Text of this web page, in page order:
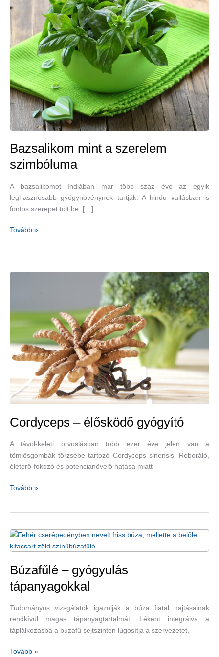
Bazsalikom mint a szerelem
szimbóluma
A bazsalikomot Indiában már több száz éve az egyik
leghasznosabb gyógynövénynek tartják. A hindu vallásban is
fontos szerepet tölt be. […]
Bazsalikom
szimbóluma
Tovább »
Cordyceps – élősködő gyógyító
A távol-keleti orvoslásban több ezer éve jelen van a
tömlősgombák törzsébe tartozó Cordyceps sinensis. Roboráló,
életerő-fokozó és potencianövelő hatása miatt
Cordyceps
Tovább »
Búzafűlé – gyógyulás
tápanyagokkal
Tudományos vizsgálatok igazolják a búza fiatal hajtásainak
rendkívül magas tápanyagtartalmát. Léként integrálva a
táplálkozásba a búzafű sejtszinten lúgosítja a szervezetet,
Búzafűlé
Tovább »